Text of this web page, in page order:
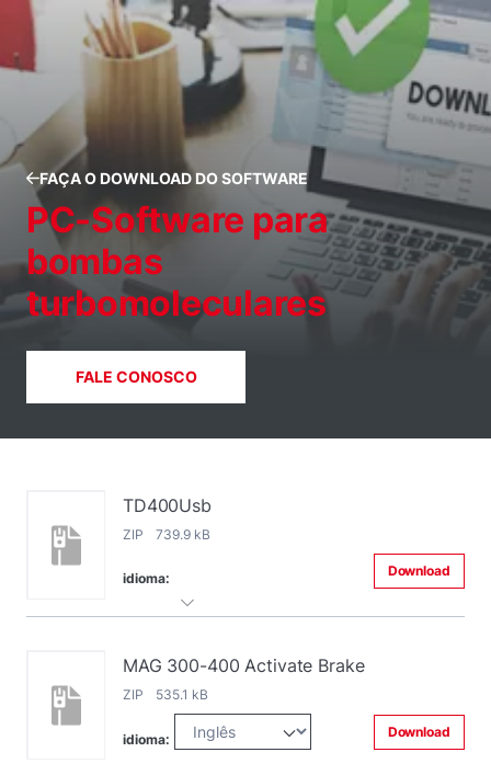
FAÇA O DOWNLOAD DO SOFTWARE
PC-Software para
bombas
turbomoleculares
FALE CONOSCO
TD400Usb
ZIP 739.9 kB
idioma: Download
MAG 300-400 Activate Brake
ZIP 535.1 kB
idioma: Download